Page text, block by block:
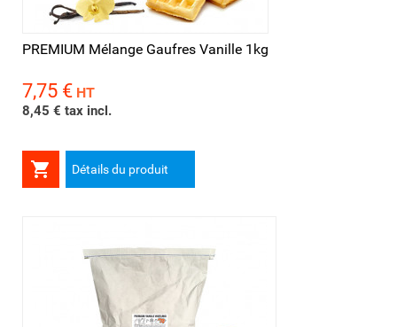
PREMIUM Mélange Gaufres Vanille 1kg
Prix
7,75 € HT
8,45 € tax incl.
 Détails du produit